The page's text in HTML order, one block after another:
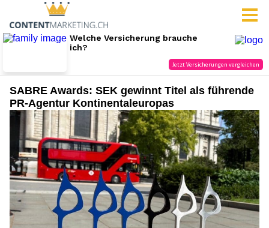
SABRE Awards: SEK gewinnt Titel als führende
PR-Agentur Kontinentaleuropas